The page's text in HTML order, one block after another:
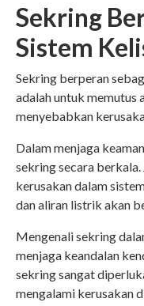
Sekring
Sistem
Sekring berperan
adalah untuk memutus
menyebabkan
Dalam menjaga
sekring secara
kerusakan dalam
dan aliran listrik akan
Mengenali sekring
menjaga keandalan
sekring sangat
mengalami kerusakan